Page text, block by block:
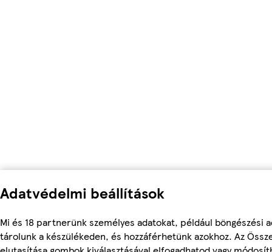
Adatvédelmi beállítások
Mi és 18 partnerünk személyes adatokat, például böngészési
tárolunk a készülékeden, és hozzáférhetünk azokhoz. Az